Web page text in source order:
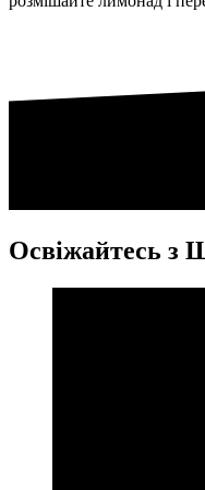
Освіжайтесь з